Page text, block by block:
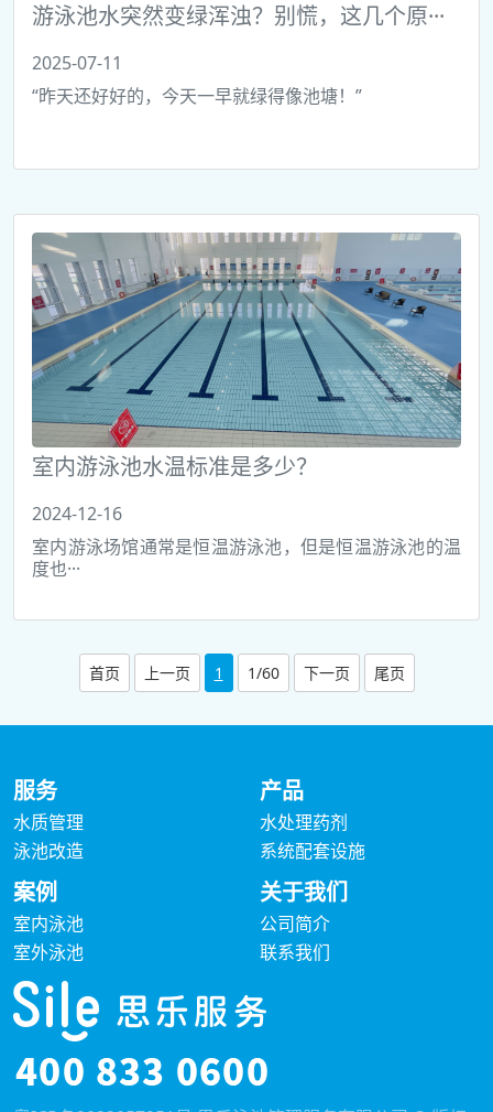
游泳池水突然变绿浑浊？别慌，这几个原···
2025-07-11
“昨天还好好的，今天一早就绿得像池塘！”
室内游泳池水温标准是多少？
2024-12-16
室内游泳场馆通常是恒温游泳池，但是恒温游泳池的温
度也···
首页 上一页 1 1/60 下一页 尾页
服务
水质管理
泳池改造
产品
水处理药剂
系统配套设施
案例
室内泳池
室外泳池
关于我们
公司简介
联系我们